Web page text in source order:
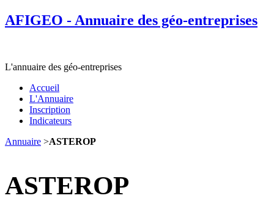
AFIGEO - Annuaire des géo-entreprises
L'annuaire des géo-entreprises
Accueil
L'Annuaire
Inscription
Indicateurs
Annuaire >ASTEROP
ASTEROP